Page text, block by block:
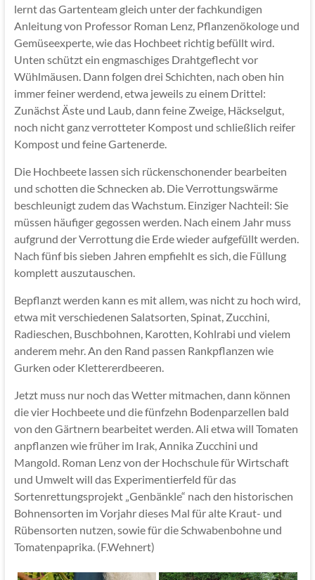
lernt das Gartenteam gleich unter der fachkundigen
Anleitung von Professor Roman Lenz, Pflanzenökologe und
Gemüseexperte, wie das Hochbeet richtig befüllt wird.
Unten schützt ein engmaschiges Drahtgeflecht vor
Wühlmäusen. Dann folgen drei Schichten, nach oben hin
immer feiner werdend, etwa jeweils zu einem Drittel:
Zunächst Äste und Laub, dann feine Zweige, Häckselgut,
noch nicht ganz verrotteter Kompost und schließlich reifer
Kompost und feine Gartenerde.
Die Hochbeete lassen sich rückenschonender bearbeiten
und schotten die Schnecken ab. Die Verrottungswärme
beschleunigt zudem das Wachstum. Einziger Nachteil: Sie
müssen häufiger gegossen werden. Nach einem Jahr muss
aufgrund der Verrottung die Erde wieder aufgefüllt werden.
Nach fünf bis sieben Jahren empfiehlt es sich, die Füllung
komplett auszutauschen.
Bepflanzt werden kann es mit allem, was nicht zu hoch wird,
etwa mit verschiedenen Salatsorten, Spinat, Zucchini,
Radieschen, Buschbohnen, Karotten, Kohlrabi und vielem
anderem mehr. An den Rand passen Rankpflanzen wie
Gurken oder Klettererdbeeren.
Jetzt muss nur noch das Wetter mitmachen, dann können
die vier Hochbeete und die fünfzehn Bodenparzellen bald
von den Gärtnern bearbeitet werden. Ali etwa will Tomaten
anpflanzen wie früher im Irak, Annika Zucchini und
Mangold. Roman Lenz von der Hochschule für Wirtschaft
und Umwelt will das Experimentierfeld für das
Sortenrettungsprojekt „Genbänkle“ nach den historischen
Bohnensorten im Vorjahr dieses Mal für alte Kraut- und
Rübensorten nutzen, sowie für die Schwabenbohne und
Tomatenpaprika. (F.Wehnert)